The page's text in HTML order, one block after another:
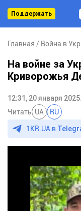
Поддержать
Главная Война в
На войне за
Криворожья
12:31, 20 января 2025
Читать UA RU
1KR.UA в